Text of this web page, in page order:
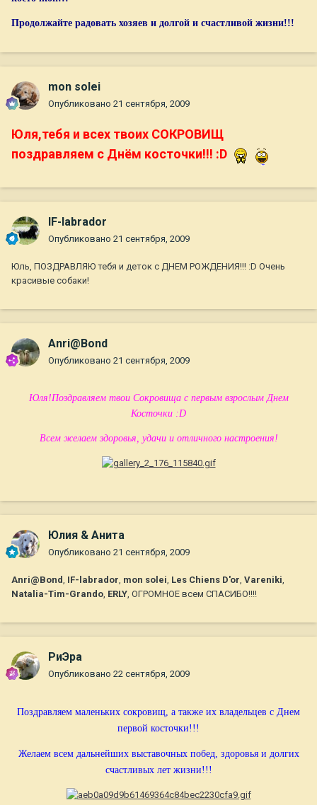
Продолжайте радовать хозяев и долгой и счастливой жизни!!!
mon solei
Опубликовано 21 сентября, 2009
Юля,тебя и всех твоих СОКРОВИЩ
поздравляем с Днём косточки!!! :D
IF-labrador
Опубликовано 21 сентября, 2009
Юль, ПОЗДРАВЛЯЮ тебя и деток с ДНЕМ РОЖДЕНИЯ!!! :D Очень
красивые собаки!
Anri@Bond
Опубликовано 21 сентября, 2009
Юля!Поздравляем твои Сокровища с первым взрослым Днем
Косточки :D
Всем желаем здоровья, удачи и отличного настроения!
Юлия & Анита
Опубликовано 21 сентября, 2009
Anri@Bond, IF-labrador, mon solei, Les Chiens D'or, Vareniki,
Natalia-Tim-Grando, ERLY, ОГРОМНОЕ всем СПАСИБО!!!!
РиЭра
Опубликовано 22 сентября, 2009
Поздравляем маленьких сокровищ, а также их владельцев с Днем
первой косточки!!!
Желаем всем дальнейших выставочных побед, здоровья и долгих
счастливых лет жизни!!!